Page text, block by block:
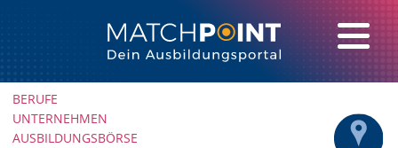
überspringen
BERUFE
UNTERNEHMEN
AUSBILDUNGSBÖRSE